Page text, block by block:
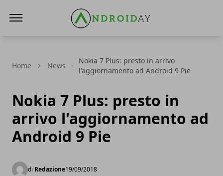
Home News
Nokia 7 Plus: presto in arrivo
l'aggiornamento ad Android 9 Pie
Nokia 7 Plus: presto in
arrivo l'aggiornamento ad
Android 9 Pie
di Redazione19/09/2018